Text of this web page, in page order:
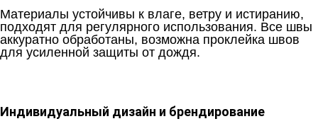
Материалы устойчивы к влаге, ветру и истиранию,
подходят для регулярного использования. Все швы
аккуратно обработаны, возможна проклейка швов
для усиленной защиты от дождя.
Индивидуальный дизайн и брендирование